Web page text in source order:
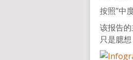
按照”中
该报告
只是臆